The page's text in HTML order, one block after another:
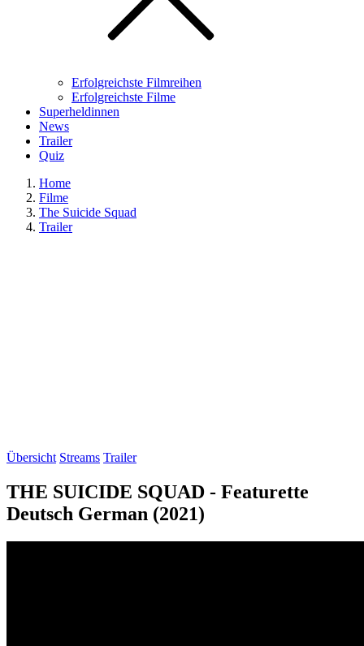
Erfolgreichste Filmreihen
Erfolgreichste Filme
Superheldinnen
News
Trailer
Quiz
Home
Filme
The Suicide Squad
Trailer
Übersicht Streams Trailer
THE SUICIDE SQUAD - Featurette
Deutsch German (2021)